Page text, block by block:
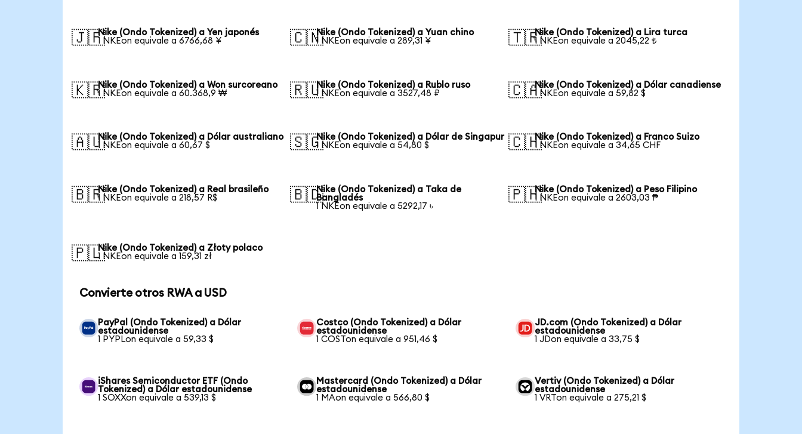
🇯🇵Nike (Ondo Tokenized) a Yen japonés
1 NKEon equivale a 6766,68 ¥
🇨🇳Nike (Ondo Tokenized) a Yuan chino
1 NKEon equivale a 289,31 ¥
🇹🇷Nike (Ondo Tokenized) a Lira turca
1 NKEon equivale a 2045,22 ₺
🇰🇷Nike (Ondo Tokenized) a Won surcoreano
1 NKEon equivale a 60.368,9 ₩
🇷🇺Nike (Ondo Tokenized) a Rublo ruso
1 NKEon equivale a 3527,48 ₽
🇨🇦Nike (Ondo Tokenized) a Dólar canadiense
1 NKEon equivale a 59,82 $
🇦🇺Nike (Ondo Tokenized) a Dólar australiano
1 NKEon equivale a 60,67 $
🇸🇬Nike (Ondo Tokenized) a Dólar de Singapur
1 NKEon equivale a 54,80 $
🇨🇭Nike (Ondo Tokenized) a Franco Suizo
1 NKEon equivale a 34,65 CHF
🇧🇷Nike (Ondo Tokenized) a Real brasileño
1 NKEon equivale a 218,57 R$
🇧🇩Nike (Ondo Tokenized) a Taka de
Bangladés
1 NKEon equivale a 5292,17 ৳
🇵🇭Nike (Ondo Tokenized) a Peso Filipino
1 NKEon equivale a 2603,03 ₱
🇵🇱Nike (Ondo Tokenized) a Złoty polaco
1 NKEon equivale a 159,31 zł
Convierte otros RWA a USD
PayPal (Ondo Tokenized) a Dólar
estadounidense
1 PYPLon equivale a 59,33 $
Costco (Ondo Tokenized) a Dólar
estadounidense
1 COSTon equivale a 951,46 $
JD.com (Ondo Tokenized) a Dólar
estadounidense
1 JDon equivale a 33,75 $
iShares Semiconductor ETF (Ondo
Tokenized) a Dólar estadounidense
1 SOXXon equivale a 539,13 $
Mastercard (Ondo Tokenized) a Dólar
estadounidense
1 MAon equivale a 566,80 $
Vertiv (Ondo Tokenized) a Dólar
estadounidense
1 VRTon equivale a 275,21 $